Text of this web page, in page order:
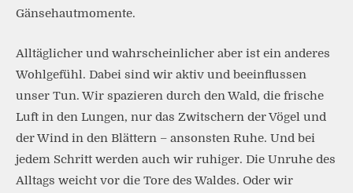
Gänsehautmomente.
Alltäglicher und wahrscheinlicher aber ist ein anderes
Wohlgefühl. Dabei sind wir aktiv und beeinflussen
unser Tun. Wir spazieren durch den Wald, die frische
Luft in den Lungen, nur das Zwitschern der Vögel und
der Wind in den Blättern – ansonsten Ruhe. Und bei
jedem Schritt werden auch wir ruhiger. Die Unruhe des
Alltags weicht vor die Tore des Waldes. Oder wir